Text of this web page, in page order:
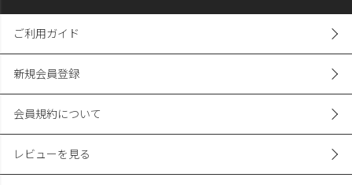
ご利用ガイド
新規会員登録
会員規約について
レビューを見る